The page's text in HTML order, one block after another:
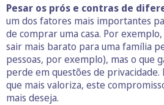
Pesar os prós e contras de
um dos fatores mais importantes
de comprar uma casa. Por
sair mais barato para uma família
pessoas, por exemplo), mas o que
perde em questões de privacidade.
que mais valoriza, este
mais deseja.